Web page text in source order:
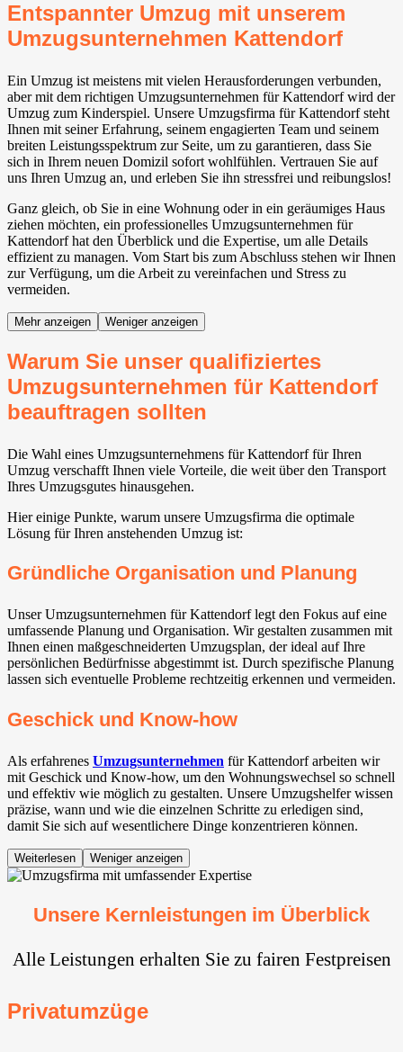
Entspannter Umzug mit unserem
Umzugsunternehmen Kattendorf
Ein Umzug ist meistens mit vielen Herausforderungen verbunden,
aber mit dem richtigen Umzugsunternehmen für Kattendorf wird der
Umzug zum Kinderspiel. Unsere Umzugsfirma für Kattendorf steht
Ihnen mit seiner Erfahrung, seinem engagierten Team und seinem
breiten Leistungsspektrum zur Seite, um zu garantieren, dass Sie
sich in Ihrem neuen Domizil sofort wohlfühlen. Vertrauen Sie auf
uns Ihren Umzug an, und erleben Sie ihn stressfrei und reibungslos!
Ganz gleich, ob Sie in eine Wohnung oder in ein geräumiges Haus
ziehen möchten, ein professionelles Umzugsunternehmen für
Kattendorf hat den Überblick und die Expertise, um alle Details
effizient zu managen. Vom Start bis zum Abschluss stehen wir Ihnen
zur Verfügung, um die Arbeit zu vereinfachen und Stress zu
vermeiden.
Mehr anzeigen Weniger anzeigen
Warum Sie unser qualifiziertes
Umzugsunternehmen für Kattendorf
beauftragen sollten
Die Wahl eines Umzugsunternehmens für Kattendorf für Ihren
Umzug verschafft Ihnen viele Vorteile, die weit über den Transport
Ihres Umzugsgutes hinausgehen.
Hier einige Punkte, warum unsere Umzugsfirma die optimale
Lösung für Ihren anstehenden Umzug ist:
Gründliche Organisation und Planung
Unser Umzugsunternehmen für Kattendorf legt den Fokus auf eine
umfassende Planung und Organisation. Wir gestalten zusammen mit
Ihnen einen maßgeschneiderten Umzugsplan, der ideal auf Ihre
persönlichen Bedürfnisse abgestimmt ist. Durch spezifische Planung
lassen sich eventuelle Probleme rechtzeitig erkennen und vermeiden.
Geschick und Know-how
Als erfahrenes Umzugsunternehmen für Kattendorf arbeiten wir
mit Geschick und Know-how, um den Wohnungswechsel so schnell
und effektiv wie möglich zu gestalten. Unsere Umzugshelfer wissen
präzise, wann und wie die einzelnen Schritte zu erledigen sind,
damit Sie sich auf wesentlichere Dinge konzentrieren können.
Weiterlesen Weniger anzeigen
Unsere Kernleistungen im Überblick
Alle Leistungen erhalten Sie zu fairen Festpreisen
Privatumzüge